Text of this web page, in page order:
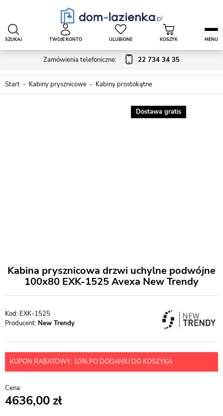
Zamówienia telefoniczne: 22 734 34 35
SZUKAJ TWOJE KONTO ULUBIONE KOSZYK MENU
Start Kabiny prysznicowe Kabiny prostokątne
Dostawa gratis
Kabina prysznicowa drzwi uchylne podwójne
100x80 EXK-1525 Avexa New Trendy
EXK-1525
Producent: New Trendy
KUPON RABATOWY: 10% PO DODANIU DO KOSZYKA
4636,00